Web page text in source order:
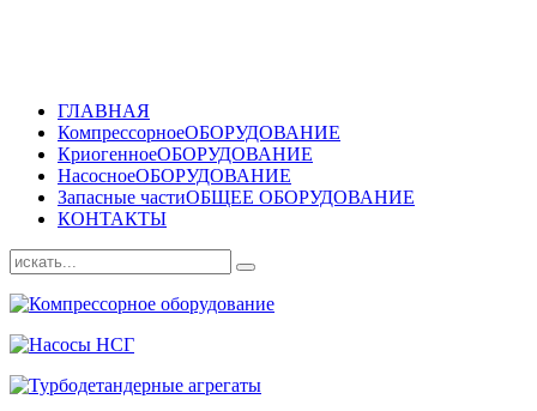
ГЛАВНАЯ
КомпрессорноеОБОРУДОВАНИЕ
КриогенноеОБОРУДОВАНИЕ
НасосноеОБОРУДОВАНИЕ
Запасные частиОБЩЕЕ ОБОРУДОВАНИЕ
КОНТАКТЫ